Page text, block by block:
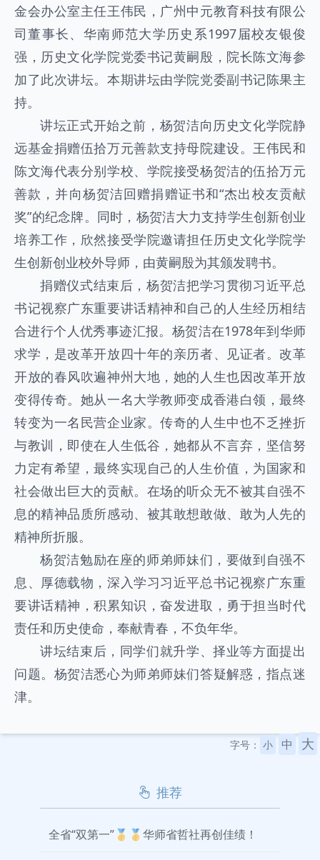
金会办公室主任王伟民，广州中元教育科技有限公
司董事长、华南师范大学历史系1997届校友银俊
强，历史文化学院党委书记黄嗣殷，院长陈文海参
加了此次讲坛。本期讲坛由学院党委副书记陈果主
持。
讲坛正式开始之前，杨贺洁向历史文化学院静
远基金捐赠伍拾万元善款支持母院建设。王伟民和
陈文海代表分别学校、学院接受杨贺洁的伍拾万元
善款，并向杨贺洁回赠捐赠证书和“杰出校友贡献
奖”的纪念牌。同时，杨贺洁大力支持学生创新创业
培养工作，欣然接受学院邀请担任历史文化学院学
生创新创业校外导师，由黄嗣殷为其颁发聘书。
捐赠仪式结束后，杨贺洁把学习贯彻习近平总
书记视察广东重要讲话精神和自己的人生经历相结
合进行个人优秀事迹汇报。杨贺洁在1978年到华师
求学，是改革开放四十年的亲历者、见证者。改革
开放的春风吹遍神州大地，她的人生也因改革开放
变得传奇。她从一名大学教师变成香港白领，最终
转变为一名民营企业家。传奇的人生中也不乏挫折
与教训，即使在人生低谷，她都从不言弃，坚信努
力定有希望，最终实现自己的人生价值，为国家和
社会做出巨大的贡献。在场的听众无不被其自强不
息的精神品质所感动、被其敢想敢做、敢为人先的
精神所折服。
杨贺洁勉励在座的师弟师妹们，要做到自强不
息、厚德载物，深入学习习近平总书记视察广东重
要讲话精神，积累知识，奋发进取，勇于担当时代
责任和历史使命，奉献青春，不负年华。
讲坛结束后，同学们就升学、择业等方面提出
问题。杨贺洁悉心为师弟师妹们答疑解惑，指点迷
津。
字号： 小 中 大
推荐
全省“双第一”🥇🥇华师省哲社再创佳绩！